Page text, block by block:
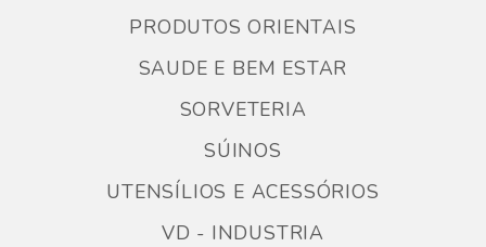
PRODUTOS ORIENTAIS
SAUDE E BEM ESTAR
SORVETERIA
SÚINOS
UTENSÍLIOS E ACESSÓRIOS
VD - INDUSTRIA